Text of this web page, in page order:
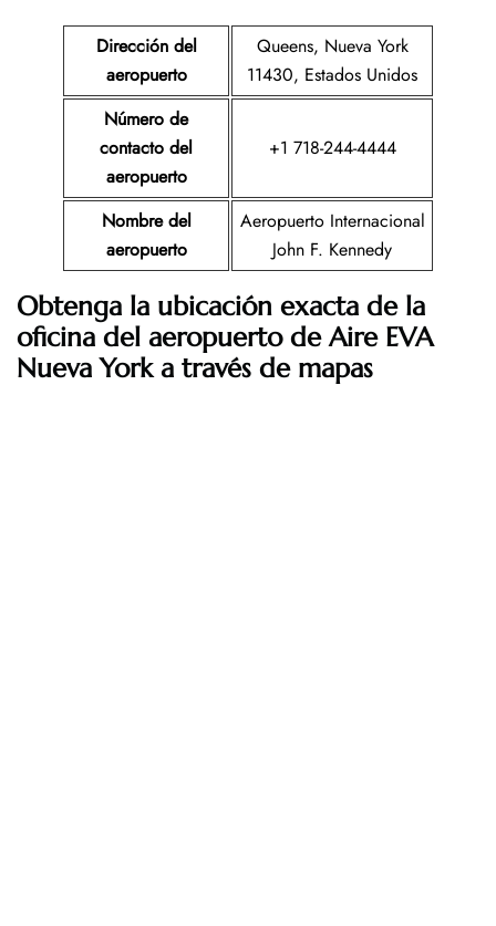
Dirección del
aeropuerto
Queens, Nueva York
11430, Estados Unidos
Número de
contacto del
aeropuerto
+1 718-244-4444
Nombre del
aeropuerto
Aeropuerto Internacional
John F. Kennedy
Obtenga la ubicación exacta de la
oficina del aeropuerto de Aire EVA
Nueva York a través de mapas